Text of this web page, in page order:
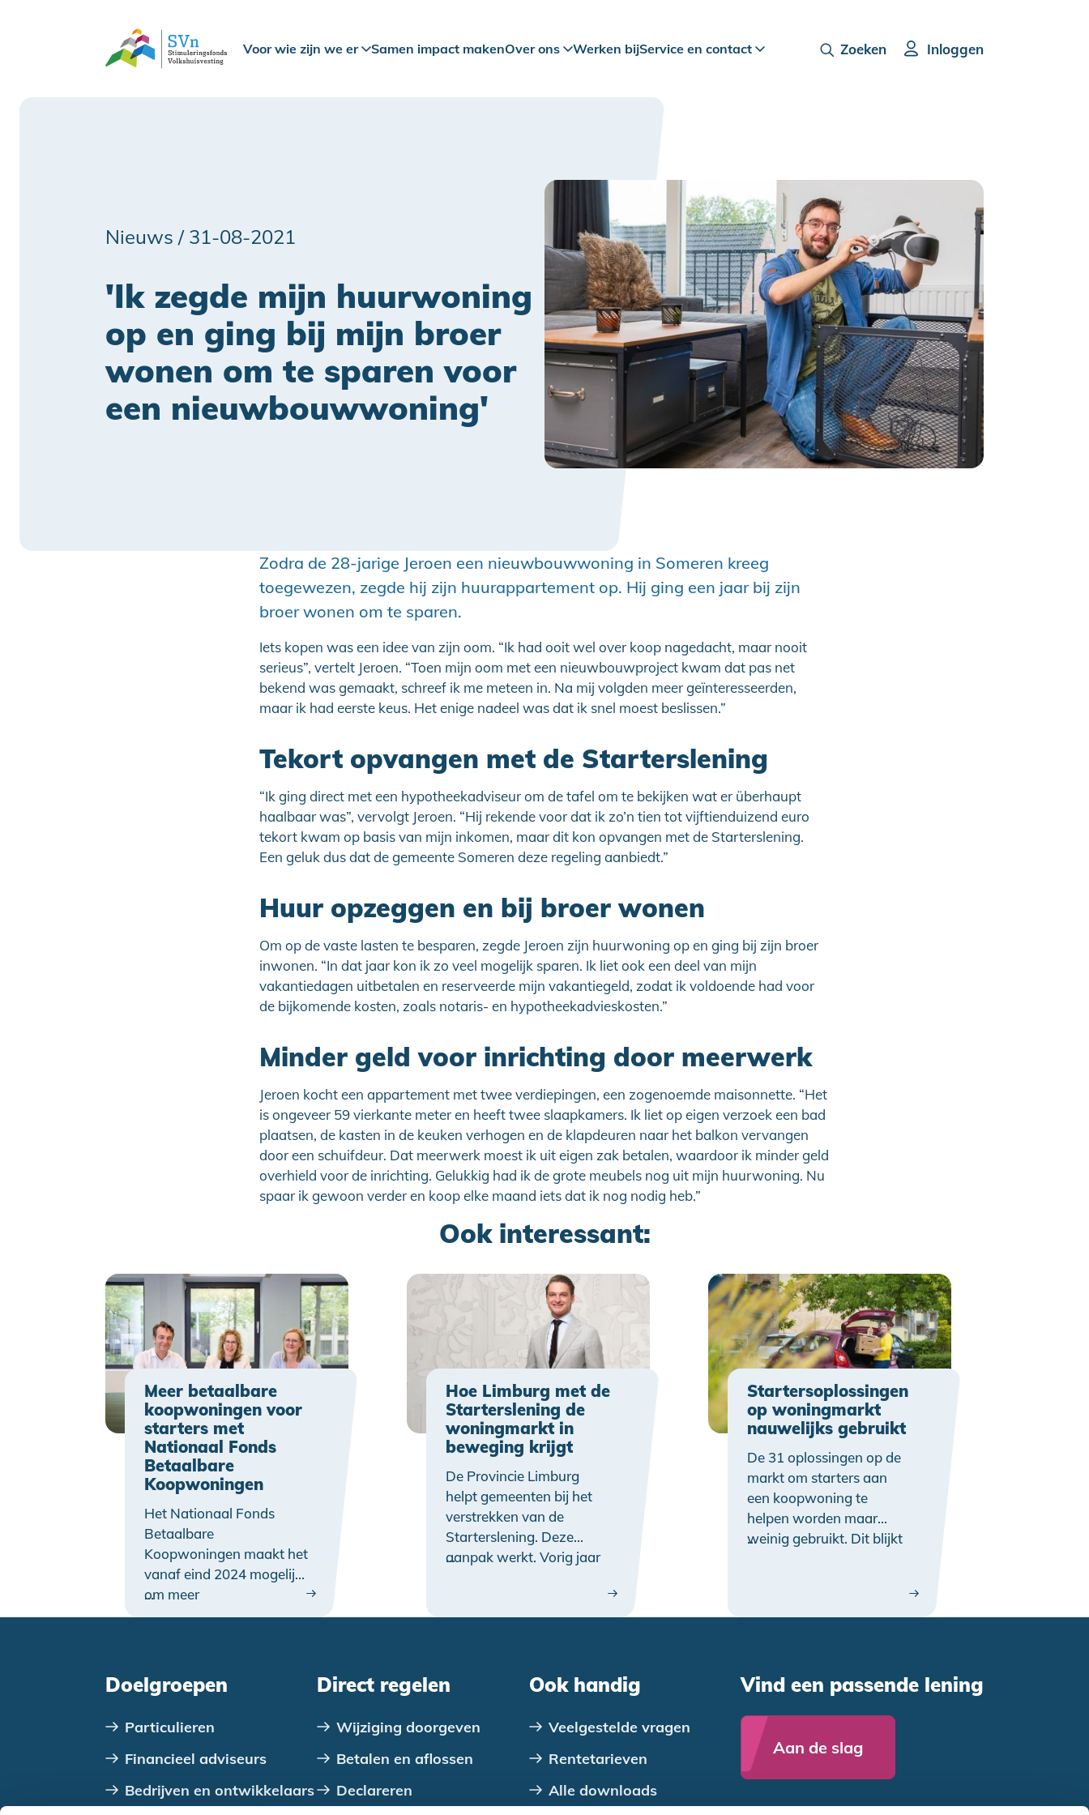
Voor wie zijn we er Samen impact makenOver ons Werken bijService en contact Zoeken Inloggen
Nieuws / 31-08-2021
'Ik zegde mijn huurwoning
op en ging bij mijn broer
wonen om te sparen voor
een nieuwbouwwoning'
Zodra de 28-jarige Jeroen een nieuwbouwwoning in Someren kreeg
toegewezen, zegde hij zijn huurappartement op. Hij ging een jaar bij zijn
broer wonen om te sparen.
Iets kopen was een idee van zijn oom. “Ik had ooit wel over koop nagedacht, maar nooit
serieus”, vertelt Jeroen. “Toen mijn oom met een nieuwbouwproject kwam dat pas net
bekend was gemaakt, schreef ik me meteen in. Na mij volgden meer geïnteresseerden,
maar ik had eerste keus. Het enige nadeel was dat ik snel moest beslissen.”
Tekort opvangen met de Starterslening
“Ik ging direct met een hypotheekadviseur om de tafel om te bekijken wat er überhaupt
haalbaar was”, vervolgt Jeroen. “Hij rekende voor dat ik zo’n tien tot vijftienduizend euro
tekort kwam op basis van mijn inkomen, maar dit kon opvangen met de Starterslening.
Een geluk dus dat de gemeente Someren deze regeling aanbiedt.”
Huur opzeggen en bij broer wonen
Om op de vaste lasten te besparen, zegde Jeroen zijn huurwoning op en ging bij zijn broer
inwonen. “In dat jaar kon ik zo veel mogelijk sparen. Ik liet ook een deel van mijn
vakantiedagen uitbetalen en reserveerde mijn vakantiegeld, zodat ik voldoende had voor
de bijkomende kosten, zoals notaris- en hypotheekadvieskosten.”
Minder geld voor inrichting door meerwerk
Jeroen kocht een appartement met twee verdiepingen, een zogenoemde maisonnette. “Het
is ongeveer 59 vierkante meter en heeft twee slaapkamers. Ik liet op eigen verzoek een bad
plaatsen, de kasten in de keuken verhogen en de klapdeuren naar het balkon vervangen
door een schuifdeur. Dat meerwerk moest ik uit eigen zak betalen, waardoor ik minder geld
overhield voor de inrichting. Gelukkig had ik de grote meubels nog uit mijn huurwoning. Nu
spaar ik gewoon verder en koop elke maand iets dat ik nog nodig heb.”
Ook interessant:
Meer betaalbare
koopwoningen voor
starters met
Nationaal Fonds
Betaalbare
Koopwoningen
Het Nationaal Fonds
Betaalbare
Koopwoningen maakt het
vanaf eind 2024 mogelijk
om meer
nieuwbouwwoningen
middeninkomens. Via het
fonds worden woningen
van maximaal 70.000
euro verkocht. Het
Volkshuisvesting
…
Hoe Limburg met de
Starterslening de
woningmarkt in
beweging krijgt
De Provincie Limburg
helpt gemeenten bij het
verstrekken van de
Starterslening. Deze
aanpak werkt. Vorig jaar
Startersleningen
succes? Vijf vragen aan
Theuns (Wonen).
…
Startersoplossingen
op woningmarkt
nauwelijks gebruikt
De 31 oplossingen op de
markt om starters aan
een koopwoning te
helpen worden maar
weinig gebruikt. Dit blijkt
van minister Hugo de
particuliere instanties op
om gebruik te maken van
bestaande oplossingen en
niet het wiel opnieuw uit
te vinden. “Er liggen
verschillende pasklare
…
Doelgroepen
Particulieren
Financieel adviseurs
Bedrijven en ontwikkelaars
Direct regelen
Wijziging doorgeven
Betalen en aflossen
Declareren
Ook handig
Veelgestelde vragen
Rentetarieven
Alle downloads
Vind een passende lening
Aan de slag